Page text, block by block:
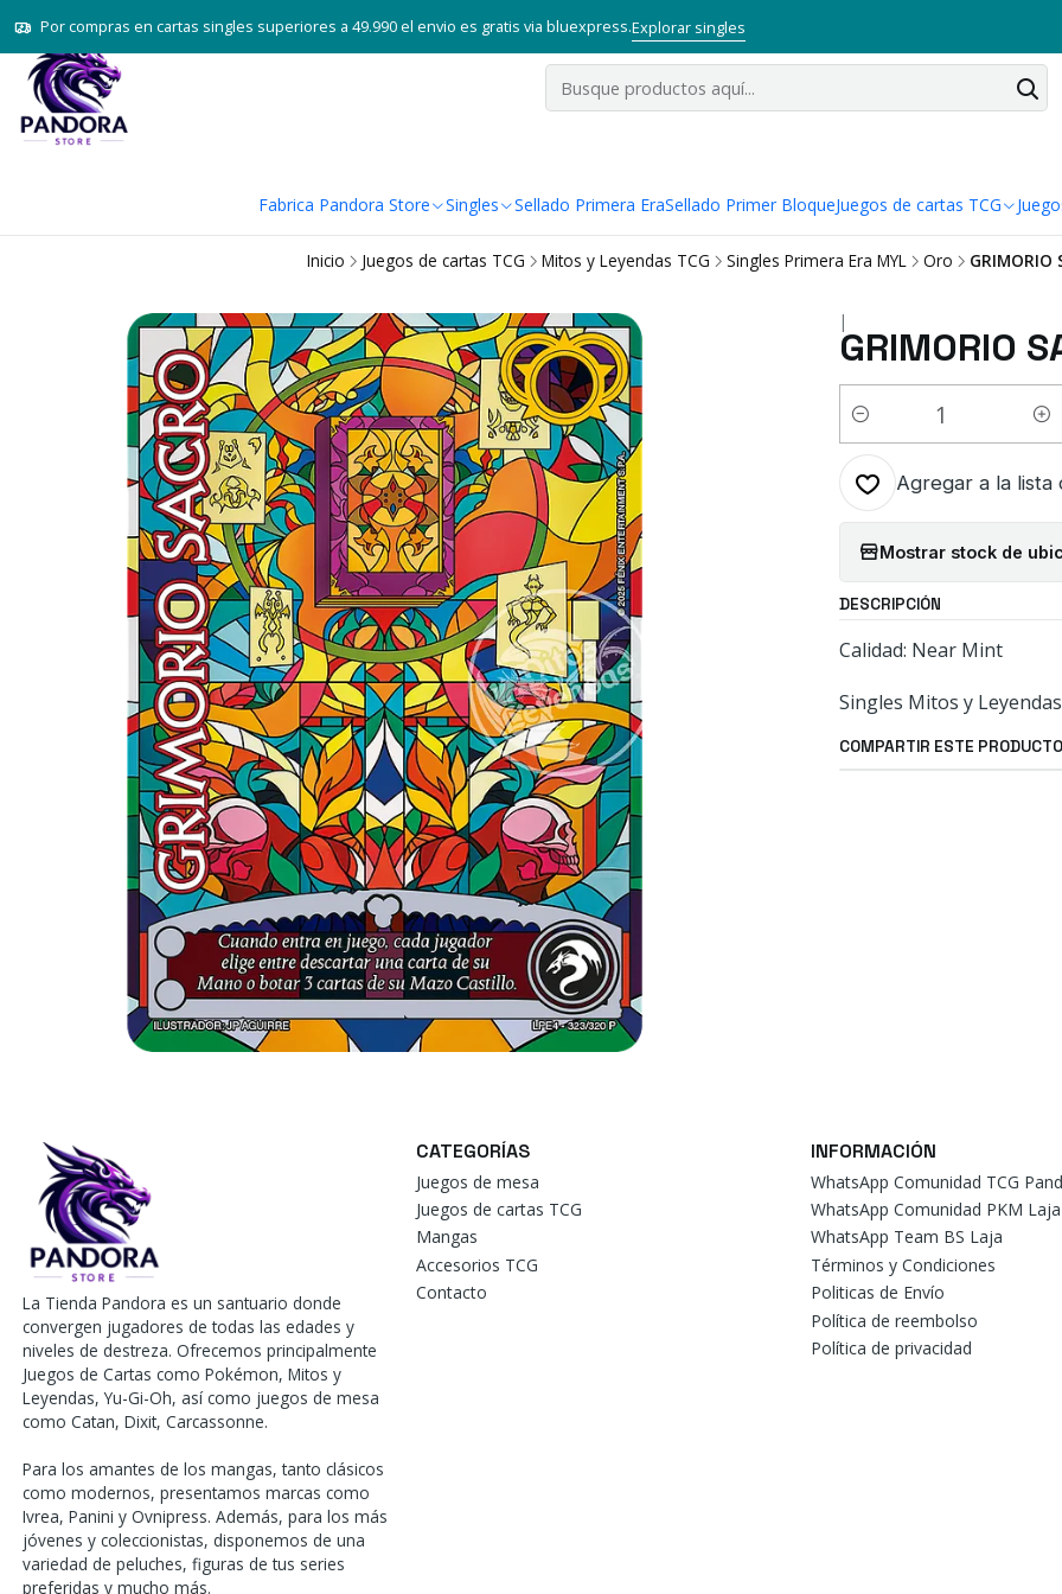
Fabrica Pandora Store Singles Sellado Primera EraSellado Primer BloqueJuegos de cartas TCG
Por compras en cartas singles superiores a 49.990 el envio es gratis via bluexpress.Explorar singles
Inicio Juegos de cartas TCG Mitos y Leyendas TCG Singles Primera Era MYL Oro GRIMORIO
|
GRIMORIO
Cantidad
Agregar a la lista
Mostrar stock de
DESCRIPCIÓN
Calidad: Near Mint
Singles Mitos y Leyendas
COMPARTIR ESTE PRODUCTO
La Tienda Pandora es un santuario donde
convergen jugadores de todas las edades y
niveles de destreza. Ofrecemos principalmente
Juegos de Cartas como Pokémon, Mitos y
Leyendas, Yu-Gi-Oh, así como juegos de mesa
como Catan, Dixit, Carcassonne.
Para los amantes de los mangas, tanto clásicos
como modernos, presentamos marcas como
Ivrea, Panini y Ovnipress. Además, para los más
jóvenes y coleccionistas, disponemos de una
variedad de peluches, figuras de tus series
preferidas y mucho más.
CATEGORÍAS
Juegos de mesa
Juegos de cartas TCG
Mangas
Accesorios TCG
Contacto
INFORMACIÓN
WhatsApp Comunidad TCG
WhatsApp Comunidad PKM Laja
WhatsApp Team BS Laja
Términos y Condiciones
Politicas de Envío
Política de reembolso
Política de privacidad